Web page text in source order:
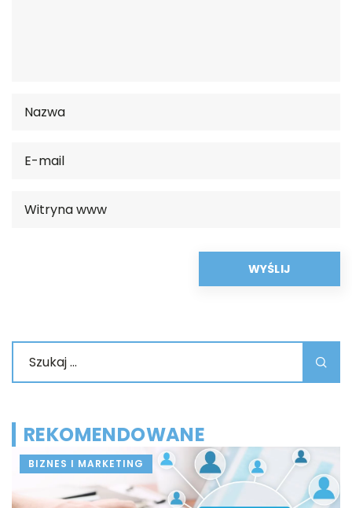
REKOMENDOWANE
BIZNES I MARKETING